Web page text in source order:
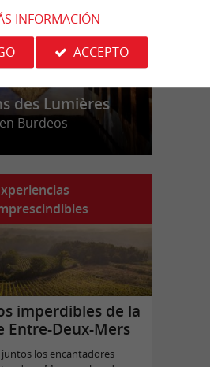
des Lumières
en Burdeos
imperdibles de la
Entre-Deux-Mers
los encantadores
INFORMACIÓN
ACCEPTO